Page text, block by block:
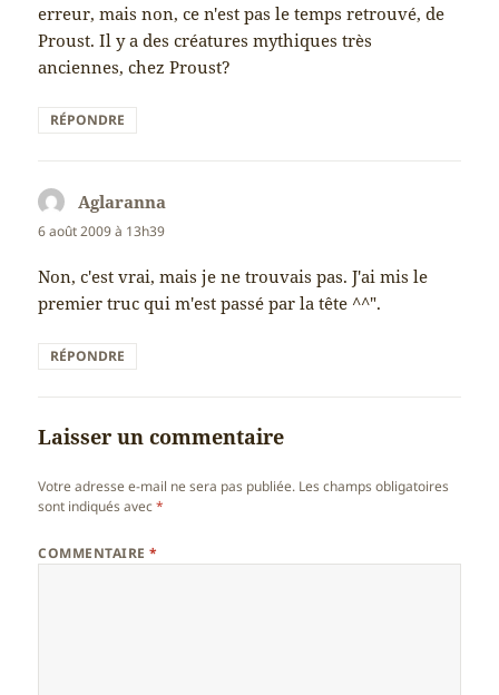
erreur, mais non, ce n'est pas le temps retrouvé, de
Proust. Il y a des créatures mythiques très
anciennes, chez Proust?
RÉPONDRE
Aglaranna
6 août 2009 à 13h39
Non, c'est vrai, mais je ne trouvais pas. J'ai mis le
premier truc qui m'est passé par la tête ^^".
RÉPONDRE
Laisser un commentaire
Votre adresse e-mail ne sera pas publiée. Les champs obligatoires
sont indiqués avec*
COMMENTAIRE*